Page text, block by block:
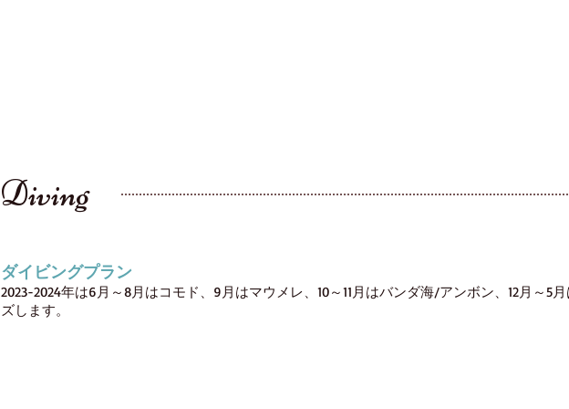
Diving
ダイビングプラン
2023-2024年は6月～8月はコモド、9月はマウメレ、10～11月はバンダ海/アンボン、12月～5
ズします。